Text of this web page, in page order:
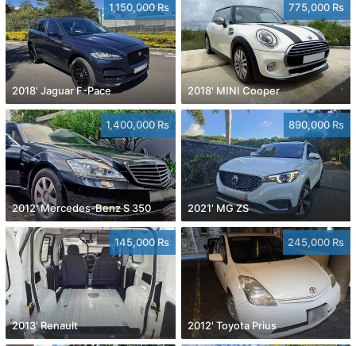
1,150,000 Rs
2018' Jaguar F-Pace
775,000 Rs
2018' MINI Cooper
1,400,000 Rs
2012' Mercedes-Benz S 350
890,000 Rs
2021' MG ZS
145,000 Rs
2013' Renault
245,000 Rs
2012' Toyota Prius